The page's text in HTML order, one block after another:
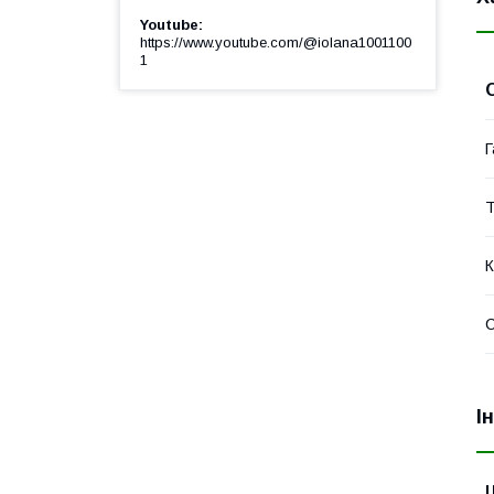
Youtube
https://www.youtube.com/@iolana1001100
1